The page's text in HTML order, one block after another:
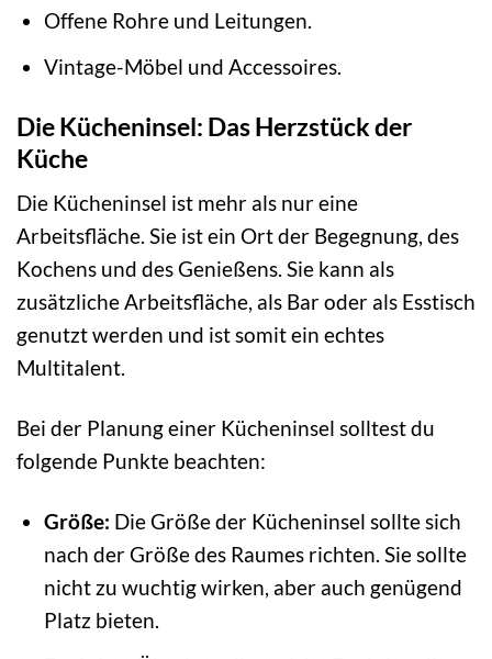
Offene Rohre und Leitungen.
Vintage-Möbel und Accessoires.
Die Kücheninsel: Das Herzstück der
Küche
Die Kücheninsel ist mehr als nur eine
Arbeitsfläche. Sie ist ein Ort der Begegnung, des
Kochens und des Genießens. Sie kann als
zusätzliche Arbeitsfläche, als Bar oder als Esstisch
genutzt werden und ist somit ein echtes
Multitalent.
Bei der Planung einer Kücheninsel solltest du
folgende Punkte beachten:
Größe: Die Größe der Kücheninsel sollte sich
nach der Größe des Raumes richten. Sie sollte
nicht zu wuchtig wirken, aber auch genügend
Platz bieten.